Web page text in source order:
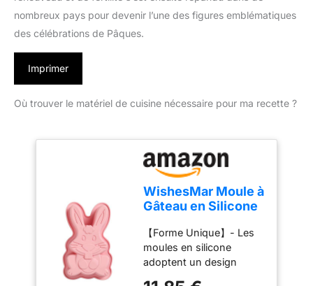
nombreux pays pour devenir l’une des figures emblématiques
des célébrations de Pâques.
Imprimer
Où trouver le matériel de cuisine nécessaire pour ma recette ?
WishesMar Moule à
Gâteau en Silicone
de Lapin -
Antiadhésif Moules
à Forme Spécifique
de Cuisine Moule
【Forme Unique】- Les
moules en silicone
adoptent un design